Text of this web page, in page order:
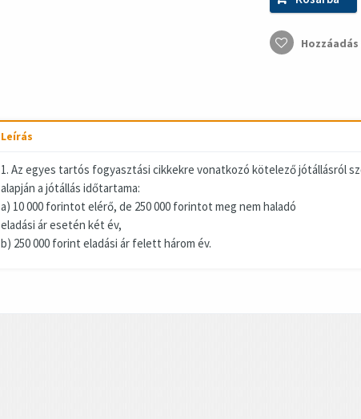
Leírás
1. Az egyes tartós fogyasztási cikkekre vonatkozó kötelező jótállásról
alapján a jótállás időtartama:
a) 10 000 forintot elérő, de 250 000 forintot meg nem haladó
eladási ár esetén két év,
b) 250 000 forint eladási ár felett három év.